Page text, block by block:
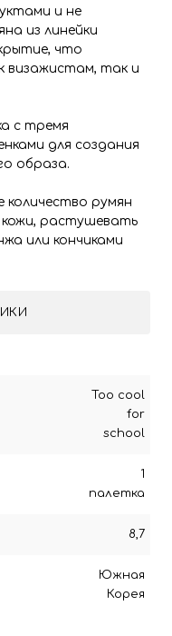
и не
из линейки
что
визажистам, так и
с тремя
для создания
образа.
количество румян
растушевать
или кончиками
Too cool
for
school
1
палетка
8,7
Южная
Корея